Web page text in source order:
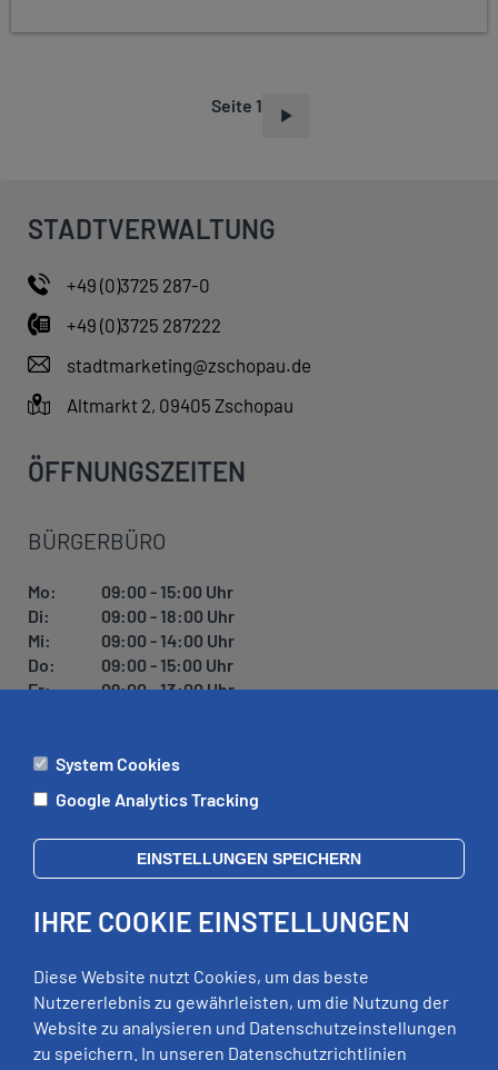
Seite 1
STADTVERWALTUNG
+49 (0)3725 287-0
+49 (0)3725 287222
stadtmarketing@zschopau.de
Altmarkt 2, 09405 Zschopau
ÖFFNUNGSZEITEN
BÜRGERBÜRO
Mo:
09:00 - 15:00 Uhr
Di:
09:00 - 18:00 Uhr
Mi:
09:00 - 14:00 Uhr
Do:
09:00 - 15:00 Uhr
Fr:
09:00 - 13:00 Uhr
ÄMTER
Di:
09:00 - 12:00 Uhr, 13:00 - 18:00 Uhr
Mi:
geschlossen
Fr:
09:00 - 12:00 Uhr
RECHTLICHES
System Cookies
Google Analytics Tracking
EINSTELLUNGEN SPEICHERN
IHRE COOKIE EINSTELLUNGEN
Diese Website nutzt Cookies, um das beste
Nutzererlebnis zu gewährleisten, um die Nutzung der
Website zu analysieren und Datenschutzeinstellungen
zu speichern. In unseren Datenschutzrichtlinien